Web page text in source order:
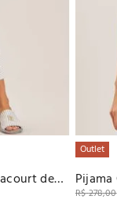
de
Outlet
Baunilha
R$278,00